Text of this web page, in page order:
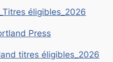
éligibles_2026
Press
titres éligibles_2026